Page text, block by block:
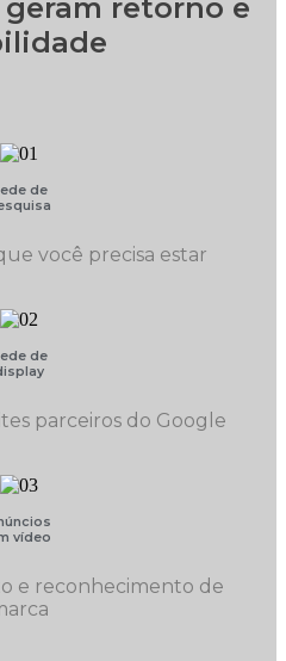
retorno e
de
você precisa estar
de
parceiros do Google
vídeo
e reconhecimento de